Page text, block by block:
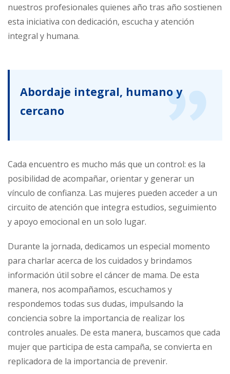
nuestros profesionales quienes año tras año sostienen
esta iniciativa con dedicación, escucha y atención
integral y humana.
Abordaje integral, humano y
cercano
Cada encuentro es mucho más que un control: es la
posibilidad de acompañar, orientar y generar un
vínculo de confianza. Las mujeres pueden acceder a un
circuito de atención que integra estudios, seguimiento
y apoyo emocional en un solo lugar.
Durante la jornada, dedicamos un especial momento
para charlar acerca de los cuidados y brindamos
información útil sobre el cáncer de mama. De esta
manera, nos acompañamos, escuchamos y
respondemos todas sus dudas, impulsando la
conciencia sobre la importancia de realizar los
controles anuales. De esta manera, buscamos que cada
mujer que participa de esta campaña, se convierta en
replicadora de la importancia de prevenir.